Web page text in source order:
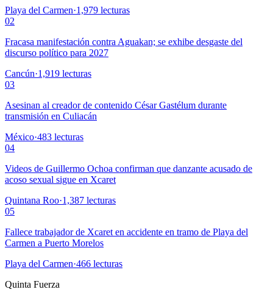
Playa del Carmen·1,979 lecturas
02
Fracasa manifestación contra Aguakan; se exhibe desgaste del
discurso político para 2027
Cancún·1,919 lecturas
03
Asesinan al creador de contenido César Gastélum durante
transmisión en Culiacán
México·483 lecturas
04
Videos de Guillermo Ochoa confirman que danzante acusado de
acoso sexual sigue en Xcaret
Quintana Roo·1,387 lecturas
05
Fallece trabajador de Xcaret en accidente en tramo de Playa del
Carmen a Puerto Morelos
Playa del Carmen·466 lecturas
Quinta Fuerza